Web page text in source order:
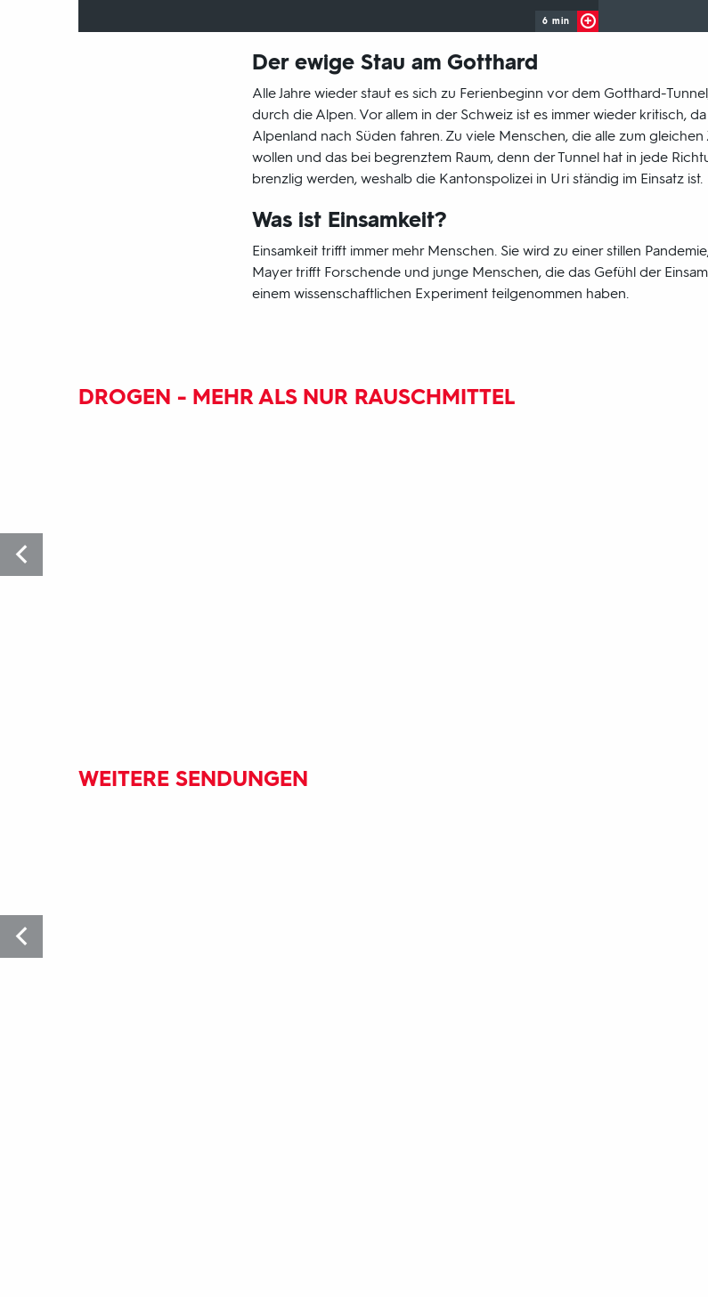
6 min
Der ewige Stau am Gotthard
Alle Jahre wieder staut es sich zu Ferienbeginn vor dem Gotthard-
durch die Alpen. Vor allem in der Schweiz ist es immer wieder kritisch,
Alpenland nach Süden fahren. Zu viele Menschen, die alle zum
wollen und das bei begrenztem Raum, denn der Tunnel hat in jede
brenzlig werden, weshalb die Kantonspolizei in Uri ständig im Einsatz ist.
Was ist Einsamkeit?
Einsamkeit trifft immer mehr Menschen. Sie wird zu einer stillen
Mayer trifft Forschende und junge Menschen, die das Gefühl der
einem wissenschaftlichen Experiment teilgenommen haben.
DROGEN - MEHR ALS NUR RAUSCHMITTEL
WEITERE SENDUNGEN